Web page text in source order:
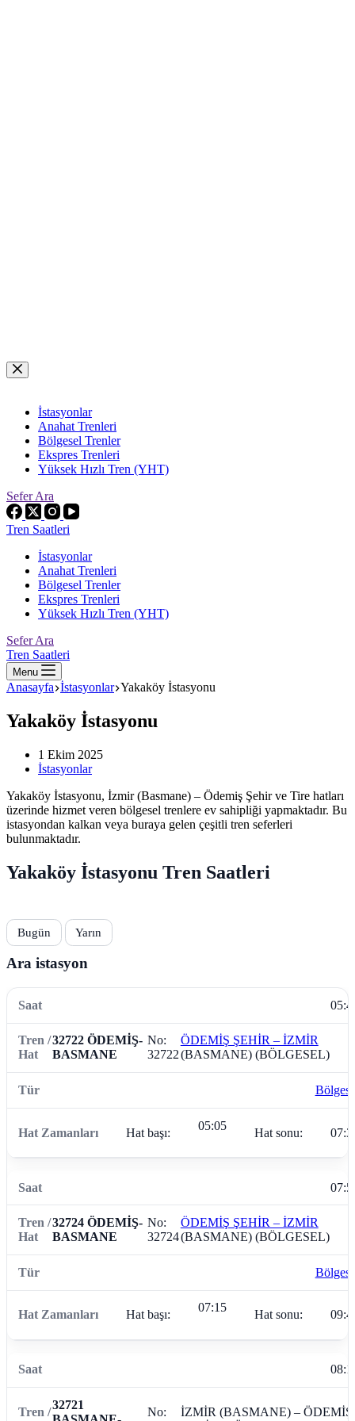
Skip
to
İstasyonlar
Anahat Trenleri
Bölgesel Trenler
Ekspres Trenleri
Yüksek Hızlı Tren (YHT)
Sefer Ara
Tren Saatleri
İstasyonlar
Anahat Trenleri
Bölgesel Trenler
Ekspres Trenleri
Yüksek Hızlı Tren (YHT)
Sefer Ara
Tren Saatleri
Menu
Anasayfa İstasyonlar Yakaköy İstasyonu
Yakaköy İstasyonu
1 Ekim 2025
İstasyonlar
Yakaköy İstasyonu, İzmir (Basmane) – Ödemiş Şehir ve Tire hatları
üzerinde hizmet veren bölgesel trenlere ev sahipliği yapmaktadır. Bu
istasyondan kalkan veya buraya gelen çeşitli tren seferleri
bulunmaktadır.
Yakaköy İstasyonu Tren Saatleri
Bugün Yarın
Ara istasyon
32722 ÖDEMİŞ-
BASMANE
No:
32722
ÖDEMİŞ ŞEHİR – İZMİR
(BASMANE) (BÖLGESEL)
Hat başı:
05:05
Hat sonu:
32724 ÖDEMİŞ-
BASMANE
No:
32724
ÖDEMİŞ ŞEHİR – İZMİR
(BASMANE) (BÖLGESEL)
Hat başı:
07:15
Hat sonu:
32721
No:
İZMİR (BASMANE) – ÖDEMİŞ